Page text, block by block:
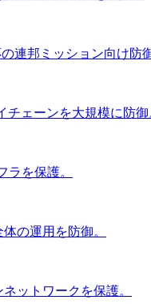
連邦ミッション向け防御
ェーンを大規模に防御
ラを保護。
の運用を防御。
ットワークを保護。